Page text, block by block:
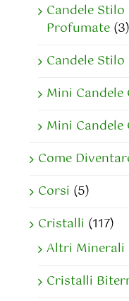
Candele
Profumate (3)
Candele
Mini Candele
Mini Candele
Come
Corsi (5)
Cristalli (117)
Altri Minerali
Cristalli